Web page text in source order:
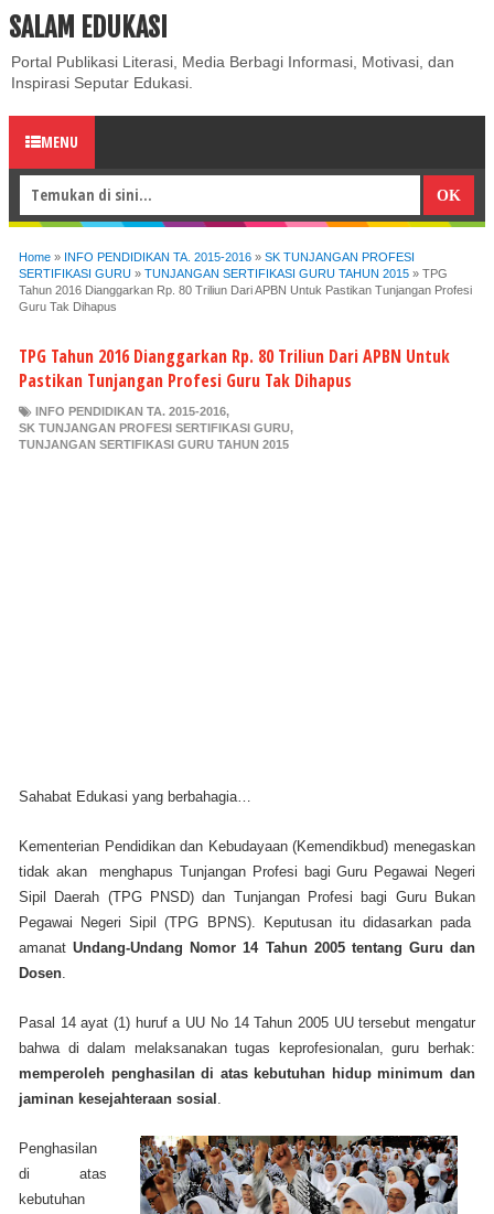
ABOUT CONTACT US
SALAM EDUKASI
Portal Publikasi Literasi, Media Berbagi Informasi, Motivasi, dan
Inspirasi Seputar Edukasi.
MENU
Home » INFO PENDIDIKAN TA. 2015-2016 » SK TUNJANGAN PROFESI
SERTIFIKASI GURU » TUNJANGAN SERTIFIKASI GURU TAHUN 2015 » TPG
Tahun 2016 Dianggarkan Rp. 80 Triliun Dari APBN Untuk Pastikan Tunjangan Profesi
Guru Tak Dihapus
TPG Tahun 2016 Dianggarkan Rp. 80 Triliun Dari APBN Untuk
Pastikan Tunjangan Profesi Guru Tak Dihapus
INFO PENDIDIKAN TA. 2015-2016,
SK TUNJANGAN PROFESI SERTIFIKASI GURU,
TUNJANGAN SERTIFIKASI GURU TAHUN 2015
Sahabat Edukasi yang berbahagia…
Kementerian Pendidikan dan Kebudayaan (Kemendikbud) menegaskan
tidak akan menghapus Tunjangan Profesi bagi Guru Pegawai Negeri
Sipil Daerah (TPG PNSD) dan Tunjangan Profesi bagi Guru Bukan
Pegawai Negeri Sipil (TPG BPNS). Keputusan itu didasarkan pada
amanatUndang-Undang Nomor 14 Tahun 2005 tentang Guru dan
Dosen
Pasal 14 ayat (1) huruf a UU No 14 Tahun 2005 UU tersebut mengatur
bahwa di dalam melaksanakan tugas keprofesionalan, guru berhak:
memperoleh penghasilan di atas kebutuhan hidup minimum dan
jaminan kesejahteraan sosial
Penghasilan
di atas
kebutuhan